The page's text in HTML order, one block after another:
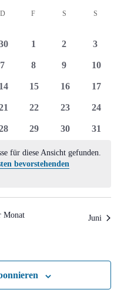
Suche
D DONNERSTAG
F FREITAGS SAMSTAG
S
0
1
0
2
0
3
0
7
0
8
0
9
0
10
0
14
0
15
0
16
0
17
0
0
22
0
23
0
24
0
0
29
0
30
0
31
für diese Ansicht gefunden.
bevorstehenden
Monat Juni